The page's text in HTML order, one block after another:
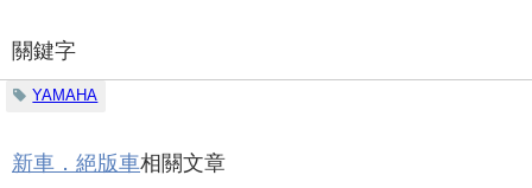
關鍵字
YAMAHA
新車．絕版車相關文章